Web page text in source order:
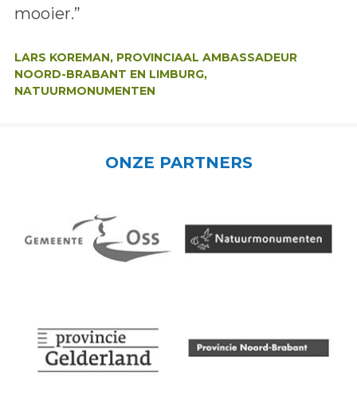
mooier.”
LARS KOREMAN, PROVINCIAAL AMBASSADEUR
NOORD-BRABANT EN LIMBURG,
NATUURMONUMENTEN
ONZE PARTNERS